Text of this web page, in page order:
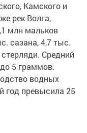
рек Волга,
млн мальков
сазана, 4,7 тыс.
Средний
5 граммов.
водных
год превысила 25